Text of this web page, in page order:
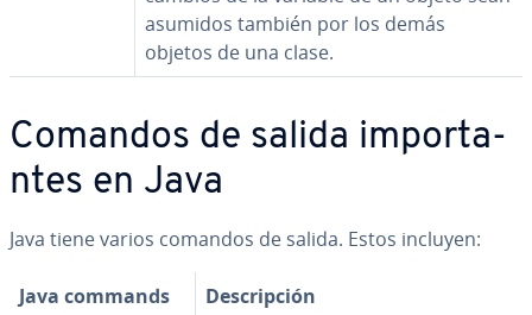
asumidos también por los demás
objetos de una clase.
Comandos de salida im­po­r­ta­
n­tes en Java
Java tiene varios comandos de salida. Estos incluyen:
Java commands
De­s­cri­p­ción